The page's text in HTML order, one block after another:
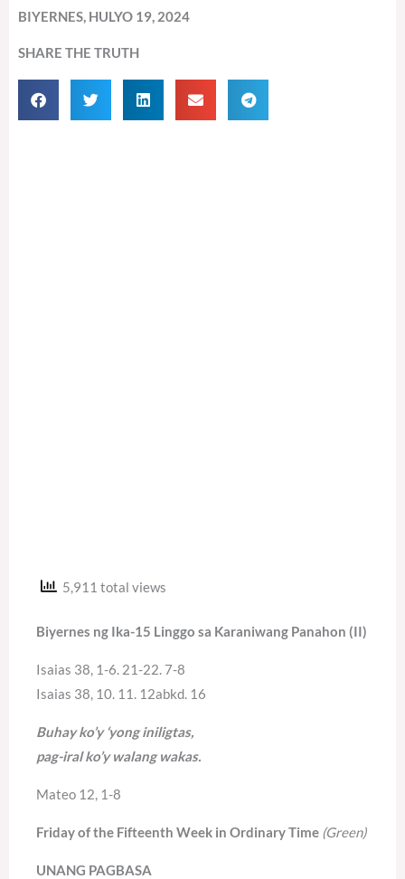
BIYERNES, HULYO 19, 2024
SHARE THE TRUTH
5,911 total views
Biyernes ng Ika-15 Linggo sa Karaniwang Panahon (II)
Isaias 38, 1-6. 21-22. 7-8
Isaias 38, 10. 11. 12abkd. 16
Buhay ko’y ‘yong iniligtas,
pag-iral ko’y walang wakas.
Mateo 12, 1-8
Friday of the Fifteenth Week in Ordinary Time (Green)
UNANG PAGBASA